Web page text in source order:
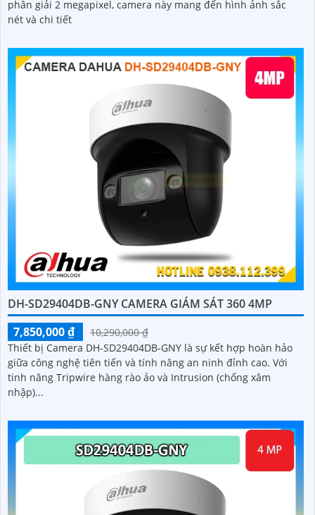
phân giải 2 megapixel, camera này mang đến hình ảnh sắc
nét và chi tiết
DH-SD29404DB-GNY CAMERA GIÁM SÁT 360 4MP
7,850,000 ₫
10,290,000 ₫
Thiết bị Camera DH-SD29404DB-GNY là sự kết hợp hoàn hảo
giữa công nghệ tiên tiến và tính năng an ninh đỉnh cao. Với
tinh năng Tripwire hàng rào ảo và Intrusion (chống xâm
nhập)...